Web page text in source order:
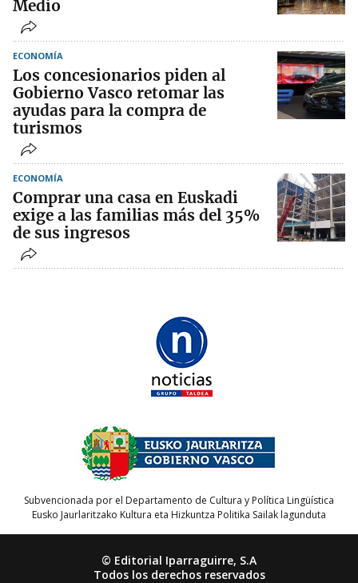
Medio
ECONOMÍA
Los concesionarios piden al
Gobierno Vasco retomar las
ayudas para la compra de
turismos
ECONOMÍA
Comprar una casa en Euskadi
exige a las familias más del 35%
de sus ingresos
Subvencionada por el Departamento de Cultura y Política Lingüística
Eusko Jaurlaritzako Kultura eta Hizkuntza Politika Sailak lagunduta
© Editorial Iparraguirre, S.A
Todos los derechos reservados